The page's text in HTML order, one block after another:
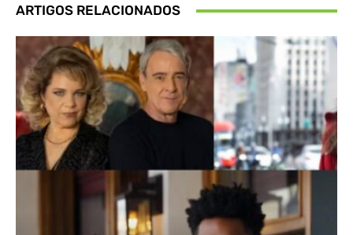
ARTIGOS RELACIONADOS